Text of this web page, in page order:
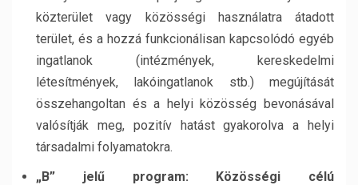
közterület vagy közösségi használatra átadott
terület, és a hozzá funkcionálisan kapcsolódó egyéb
ingatlanok (intézmények, kereskedelmi
létesítmények, lakóingatlanok stb.) megújítását
összehangoltan és a helyi közösség bevonásával
valósítják meg, pozitív hatást gyakorolva a helyi
társadalmi folyamatokra.
„B” jelű program: Közösségi célú